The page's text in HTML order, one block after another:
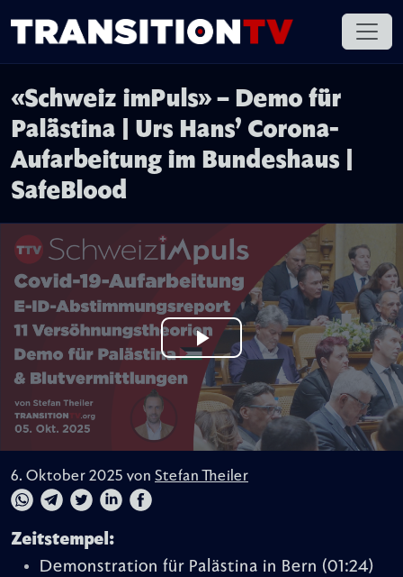
«Schweiz imPuls» – Demo für
Palästina | Urs Hans’ Corona-
Aufarbeitung im Bundeshaus |
SafeBlood
6. Oktober 2025 von Stefan Theiler
Zeitstempel:
Demonstration für Palästina in Bern (01:24)